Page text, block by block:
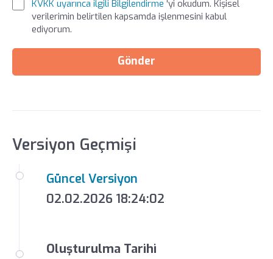
KVKK uyarınca ilgili Bilgilendirme 'yi okudum. Kişisel
verilerimin belirtilen kapsamda işlenmesini kabul
ediyorum.
Gönder
Versiyon Geçmişi
Güncel Versiyon
02.02.2026 18:24:02
Oluşturulma Tarihi